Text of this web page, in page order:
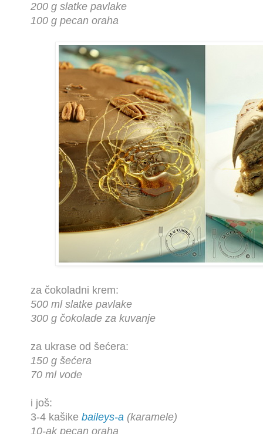
200 g slatke pavlake
100 g pecan oraha
za čokoladni krem:
500 ml slatke pavlake
300 g čokolade za kuvanje
za ukrase od šećera:
150 g šećera
70 ml vode
i još:
3-4 kašike baileys-a (karamele)
10-ak pecan oraha